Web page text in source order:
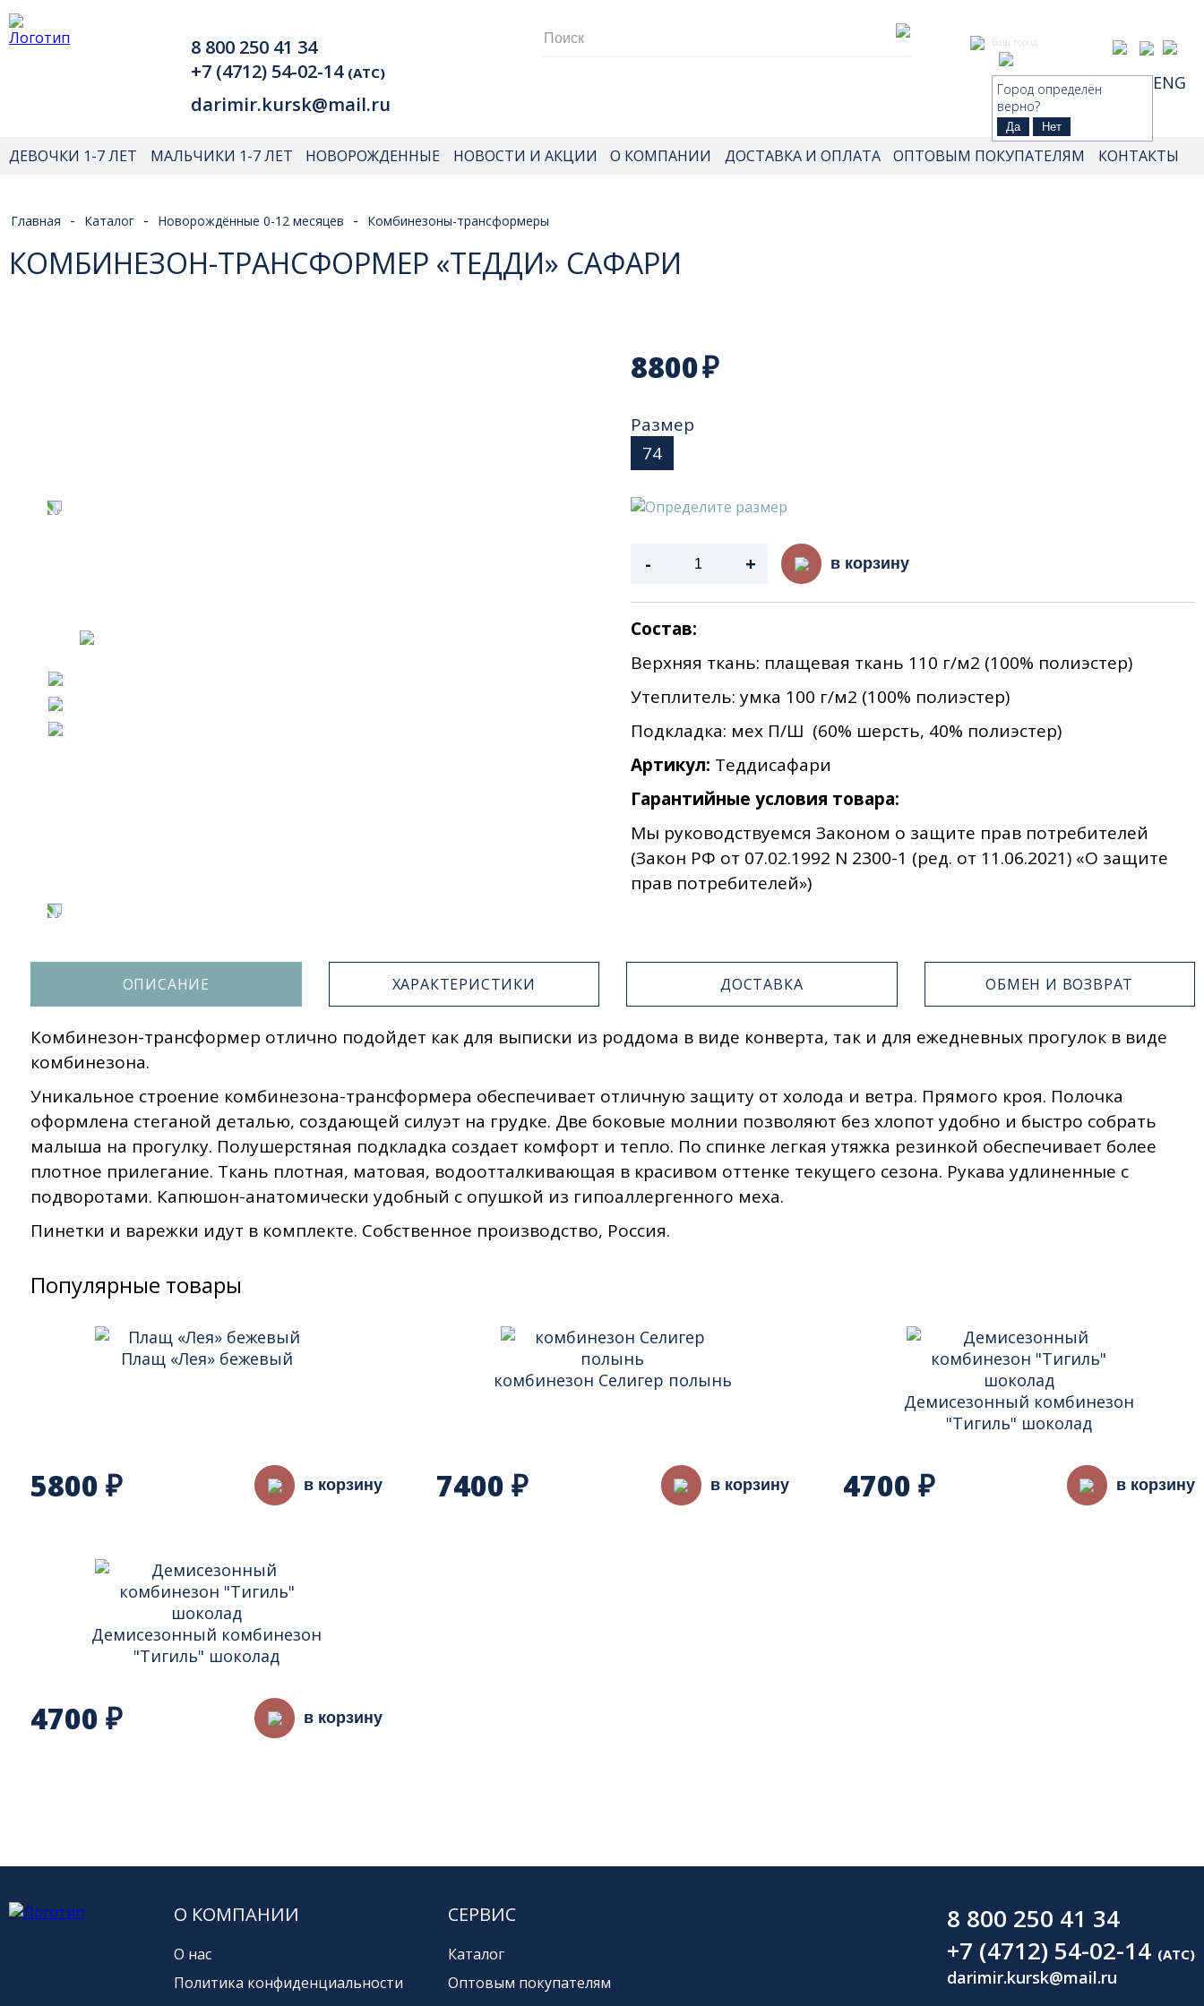
8 800 250 41 34
+7 (4712) 54-02-14 (АТС)
darimir.kursk@mail.ru
Ваш город:
Город определён
верно?
Да Нет
РУ ENG
ДЕВОЧКИ 1-7 ЛЕТ МАЛЬЧИКИ 1-7 ЛЕТ НОВОРОЖДЕННЫЕ НОВОСТИ И АКЦИИ О КОМПАНИИ ДОСТАВКА И ОПЛАТА ОПТОВЫМ ПОКУПАТЕЛЯМ КОНТАКТЫ
Главная - Каталог - Новорождённые 0-12 месяцев - Комбинезоны-трансформеры
КОМБИНЕЗОН-ТРАНСФОРМЕР «ТЕДДИ» САФАРИ
8800₽
Размер
74
Определите размер
- + в корзину
Состав:
Верхняя ткань: плащевая ткань 110 г/м2 (100% полиэстер)
Утеплитель: умка 100 г/м2 (100% полиэстер)
Подкладка: мех П/Ш (60% шерсть, 40% полиэстер)
Артикул: Теддисафари
Гарантийные условия товара:
Мы руководствуемся Законом о защите прав потребителей
(Закон РФ от 07.02.1992 N 2300-1 (ред. от 11.06.2021) «О защите
прав потребителей»)
ОПИСАНИЕ ХАРАКТЕРИСТИКИ ДОСТАВКА ОБМЕН И ВОЗВРАТ
Комбинезон-трансформер отлично подойдет как для выписки из роддома в виде конверта, так и для ежедневных прогулок в виде
комбинезона.
Уникальное строение комбинезона-трансформера обеспечивает отличную защиту от холода и ветра. Прямого кроя. Полочка
оформлена стеганой деталью, создающей силуэт на грудке. Две боковые молнии позволяют без хлопот удобно и быстро собрать
малыша на прогулку. Полушерстяная подкладка создает комфорт и тепло. По спинке легкая утяжка резинкой обеспечивает более
плотное прилегание. Ткань плотная, матовая, водоотталкивающая в красивом оттенке текущего сезона. Рукава удлиненные с
подворотами. Капюшон-анатомически удобный с опушкой из гипоаллергенного меха.
Пинетки и варежки идут в комплекте. Собственное производство, Россия.
Популярные товары
Плащ «Лея» бежевый
5800 ₽ в корзину
комбинезон Селигер полынь
7400₽ в корзину
Демисезонный комбинезон
"Тигиль" шоколад
4700 ₽ в корзину
Демисезонный комбинезон
"Тигиль" шоколад
4700 ₽ в корзину
О КОМПАНИИ
О нас
Политика конфиденциальности
СЕРВИС
Каталог
Оптовым покупателям
8 800 250 41 34
+7 (4712) 54-02-14 (АТС)
darimir.kursk@mail.ru